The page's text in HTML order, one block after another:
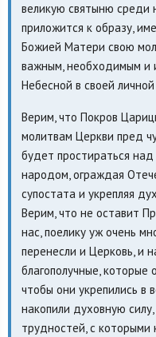
великую святыню среди
приложится к образу,
Божией Матери свою
важным, необходимым и
Небесной в своей
Верим, что Покров
молитвам Церкви пред
будет простираться
народом, ограждая
супостата и укрепляя
Верим, что не оставит
нас, поелику уж очень
перенесли и Церковь, и
благополучные,
чтобы они укрепились в
накопили духовную
трудностей, с